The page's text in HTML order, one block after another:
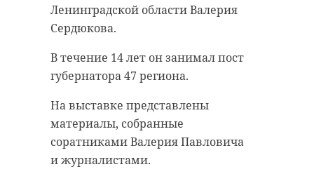
Ленинградской области Валерия
Сердюкова.
В течение 14 лет он занимал пост
губернатора 47 региона.
На выставке представлены
материалы, собранные
соратниками Валерия Павловича
и журналистами.
Подписывайтесь на нас в
Сейчас расчищают рамы, снимают
старый слой краски.
Подписывайтесь на нас в
Руслан Семенченко мечтает,
чтобы историки-профессионалы